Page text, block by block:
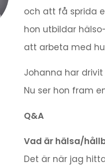
och att få sprida
hon utbildar
att arbeta med
Johanna har
Nu ser hon fram
Q&A
Vad är hälsa/
Det är när jag